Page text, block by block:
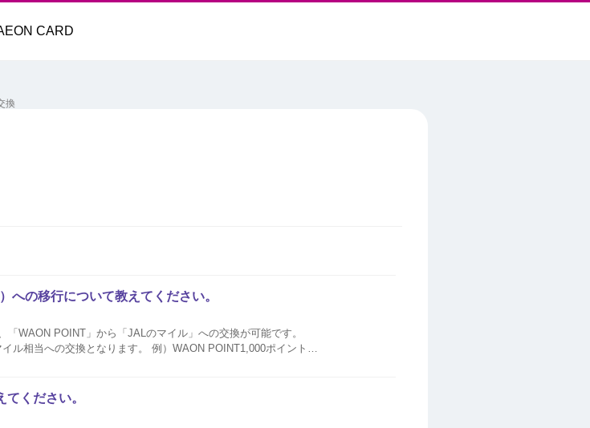
換
の移行について教えてください。
WAON POINT」から「JALのマイル」への交換が可能です。
ル相当への交換となります。 例）WAON POINT1,000ポイント
ください。